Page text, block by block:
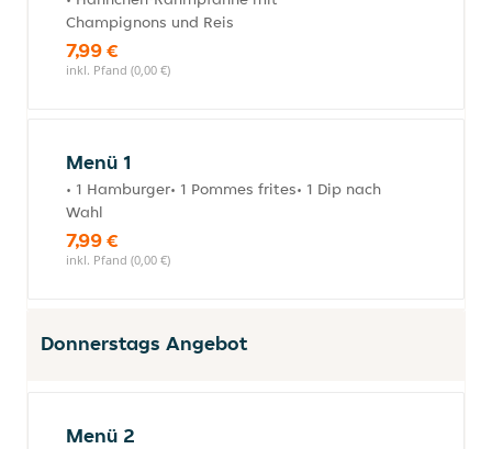
Champignons und Reis
7,99 €
inkl. Pfand (0,00 €)
Menü 1
• 1 Hamburger• 1 Pommes frites• 1 Dip nach
Wahl
7,99 €
inkl. Pfand (0,00 €)
Donnerstags Angebot
Menü 2